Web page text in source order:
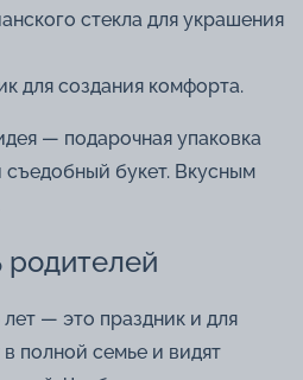
стекла для украшения
для создания комфорта.
— подарочная упаковка
съедобный букет. Вкусным
родителей
— это праздник и для
полной семье и видят